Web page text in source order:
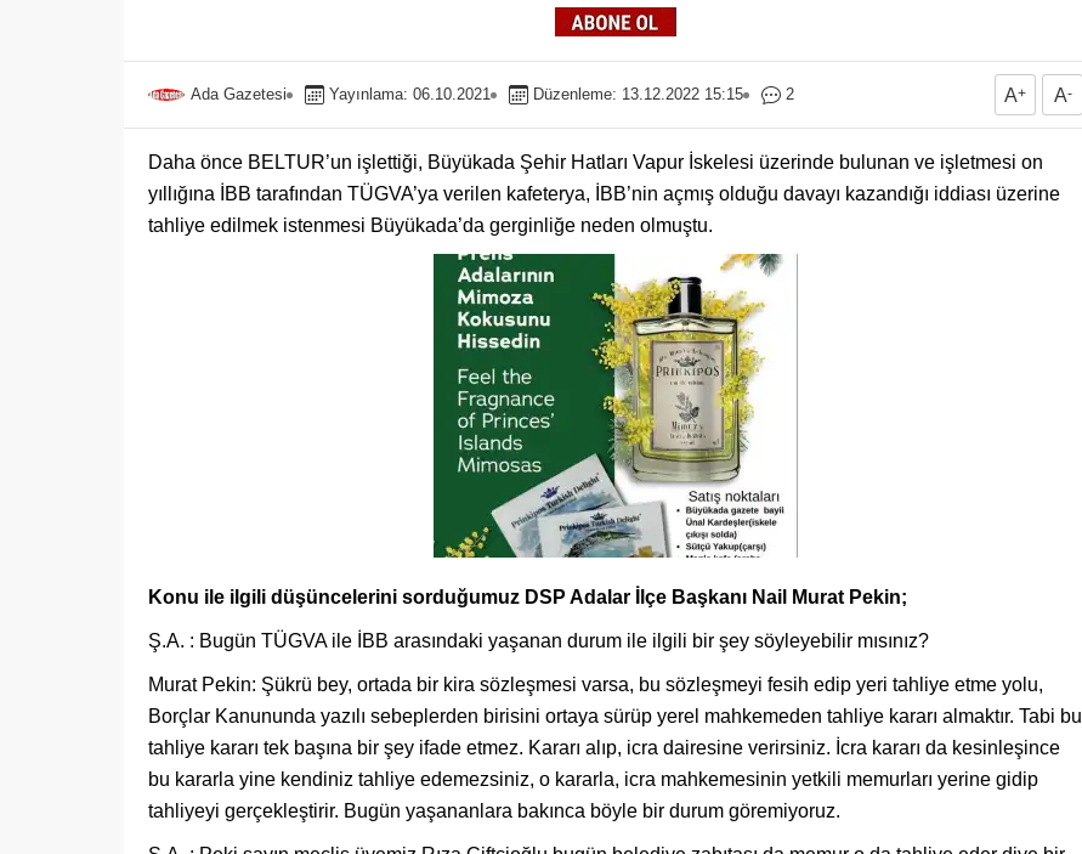
Ada Gazetesi Yayınlama: 06.10.2021 Düzenleme: 13.12.2022 15:15 2 A+ A-
Daha önce BELTUR’un işlettiği, Büyükada Şehir Hatları Vapur İskelesi üzerinde bulunan ve işletmesi on
yıllığına İBB tarafından TÜGVA’ya verilen kafeterya, İBB’nin açmış olduğu davayı kazandığı iddiası üzerine
tahliye edilmek istenmesi Büyükada’da gerginliğe neden olmuştu.
Konu ile ilgili düşüncelerini sorduğumuz DSP Adalar İlçe Başkanı Nail Murat Pekin;
Ş.A. : Bugün TÜGVA ile İBB arasındaki yaşanan durum ile ilgili bir şey söyleyebilir mısınız?
Murat Pekin: Şükrü bey, ortada bir kira sözleşmesi varsa, bu sözleşmeyi fesih edip yeri tahliye etme yolu,
Borçlar Kanununda yazılı sebeplerden birisini ortaya sürüp yerel mahkemeden tahliye kararı almaktır. Tabi bu
tahliye kararı tek başına bir şey ifade etmez. Kararı alıp, icra dairesine verirsiniz. İcra kararı da kesinleşince
bu kararla yine kendiniz tahliye edemezsiniz, o kararla, icra mahkemesinin yetkili memurları yerine gidip
tahliyeyi gerçekleştirir. Bugün yaşananlara bakınca böyle bir durum göremiyoruz.